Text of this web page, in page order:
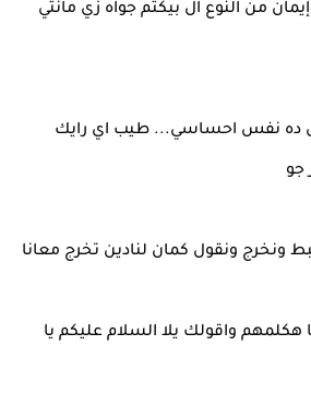
من النوع ال بيكتم جواه زي مانتي
ده نفس احساسي... طيب اي رايك
جو
ونقول كمان لنادين تخرج معانا
هكلمهم واقولك يلا السلام عليكم يا